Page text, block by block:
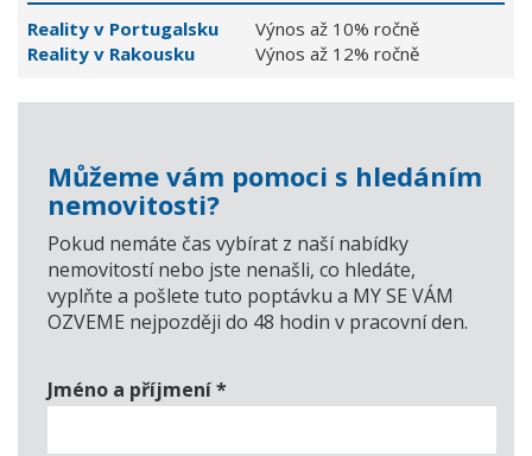
Reality v Portugalsku
Výnos až 10% ročně
Reality v Rakousku
Výnos až 12% ročně
Můžeme vám pomoci s hledáním
nemovitosti?
Pokud nemáte čas vybírat z naší nabídky
nemovitostí nebo jste nenašli, co hledáte,
vyplňte a pošlete tuto poptávku a MY SE VÁM
OZVEME nejpozději do 48 hodin v pracovní den.
Jméno a příjmení*